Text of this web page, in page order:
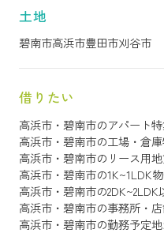
土地
碧南市高浜市豊田市刈谷市
借りたい
高浜市・碧南市のアパート
高浜市・碧南市の工場・倉
高浜市・碧南市のリース用
高浜市・碧南市の1K~1LDK
高浜市・碧南市の
高浜市・碧南市の事務所・
高浜市・碧南市の勤務予定